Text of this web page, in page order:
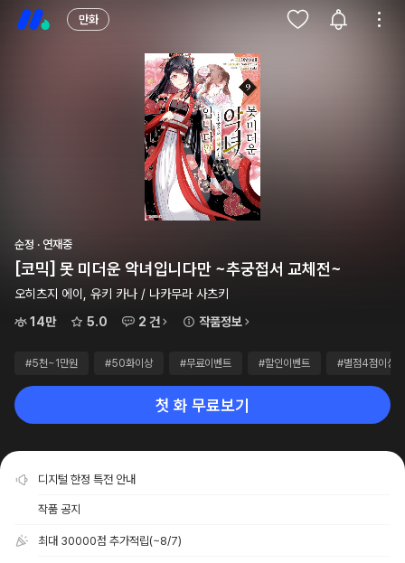
만화
순정 · 연재중
[코믹] 못 미더운 악녀입니다만 ~추궁접서 교체전~
오히츠지 에이, 유키 카나 / 나카무라 사츠키
14만
5.0 2 건 작품정보
#5천~1만원 #50화이상 #무료이벤트 #할인이벤트 #별점4점이상
첫 화 무료보기
디지털 한정 특전 안내
작품 공지
최대 30000점 추가적립(~8/7)